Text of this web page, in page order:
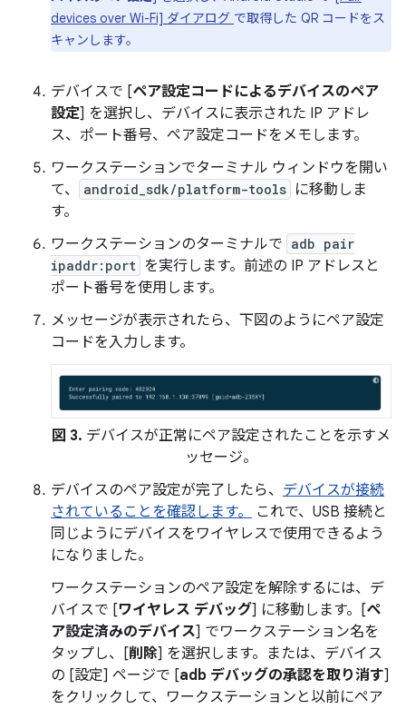
devices over Wi-Fi] ダイアログ で取得した QR コードをス
キャンします。
デバイスで [ペア設定コードによるデバイスのペア
設定] を選択し、デバイスに表示された IP アドレ
ス、ポート番号、ペア設定コードをメモします。
ワークステーションでターミナル ウィンドウを開い
て、
android_sdk/platform-tools に移動しま
す。
ワークステーションのターミナルで adb pair
ipaddr:port を実行します。前述の IP アドレスと
ポート番号を使用します。
メッセージが表示されたら、下図のようにペア設定
コードを入力します。
図 3. デバイスが正常にペア設定されたことを示すメ
ッセージ。
デバイスのペア設定が完了したら、 デバイスが接続
されていることを確認します。
これで、USB 接続と
同じようにデバイスをワイヤレスで使用できるよう
になりました。
ワークステーションのペア設定を解除するには、デ
バイスで [ワイヤレス デバッグ] に移動します。[ペ
ア設定済みのデバイス] でワークステーション名を
タップし、[削除] を選択します。または、デバイス
の [設定] ページで [adb デバッグの承認を取り消す]
をクリックして、ワークステーションと以前にペア